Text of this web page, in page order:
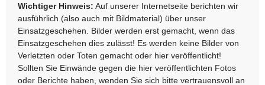
Wichtiger Hinweis: Auf unserer Internetseite berichten wir
ausführlich (also auch mit Bildmaterial) über unser
Einsatzgeschehen. Bilder werden erst gemacht, wenn das
Einsatzgeschehen dies zulässt! Es werden keine Bilder von
Verletzten oder Toten gemacht oder hier veröffentlicht!
Sollten Sie Einwände gegen die hier veröffentlichten Fotos
oder Berichte haben, wenden Sie sich bitte vertrauensvoll an